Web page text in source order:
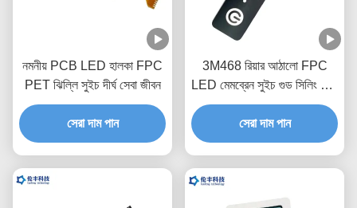
নমনীয় PCB LED হালকা FPC
PET ঝিল্লি সুইচ দীর্ঘ সেবা জীবন
সেরা দাম পান
3M468 রিয়ার আঠালো FPC
LED মেমব্রেন সুইচ গুড সিলিং 1.0
মিমি পিচ
সেরা দাম পান